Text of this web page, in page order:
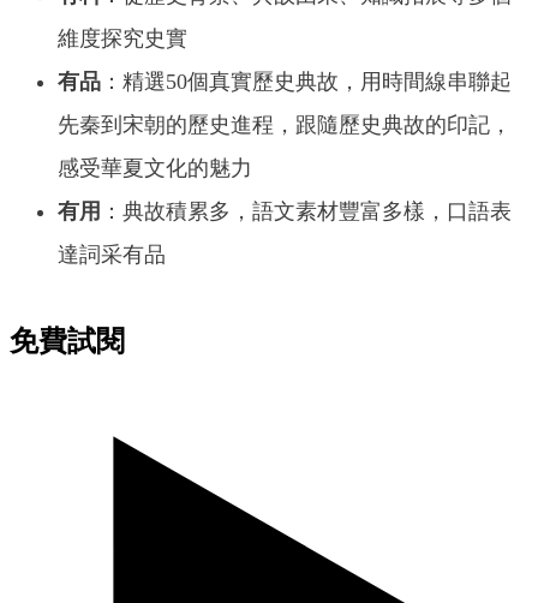
維度探究史實
有品 ：精選50個真實歷史典故，用時間線串聯起
先秦到宋朝的歷史進程，跟隨歷史典故的印記，
感受華夏文化的魅力
有用 ：典故積累多，語文素材豐富多樣，口語表
達詞采有品
免費試閱